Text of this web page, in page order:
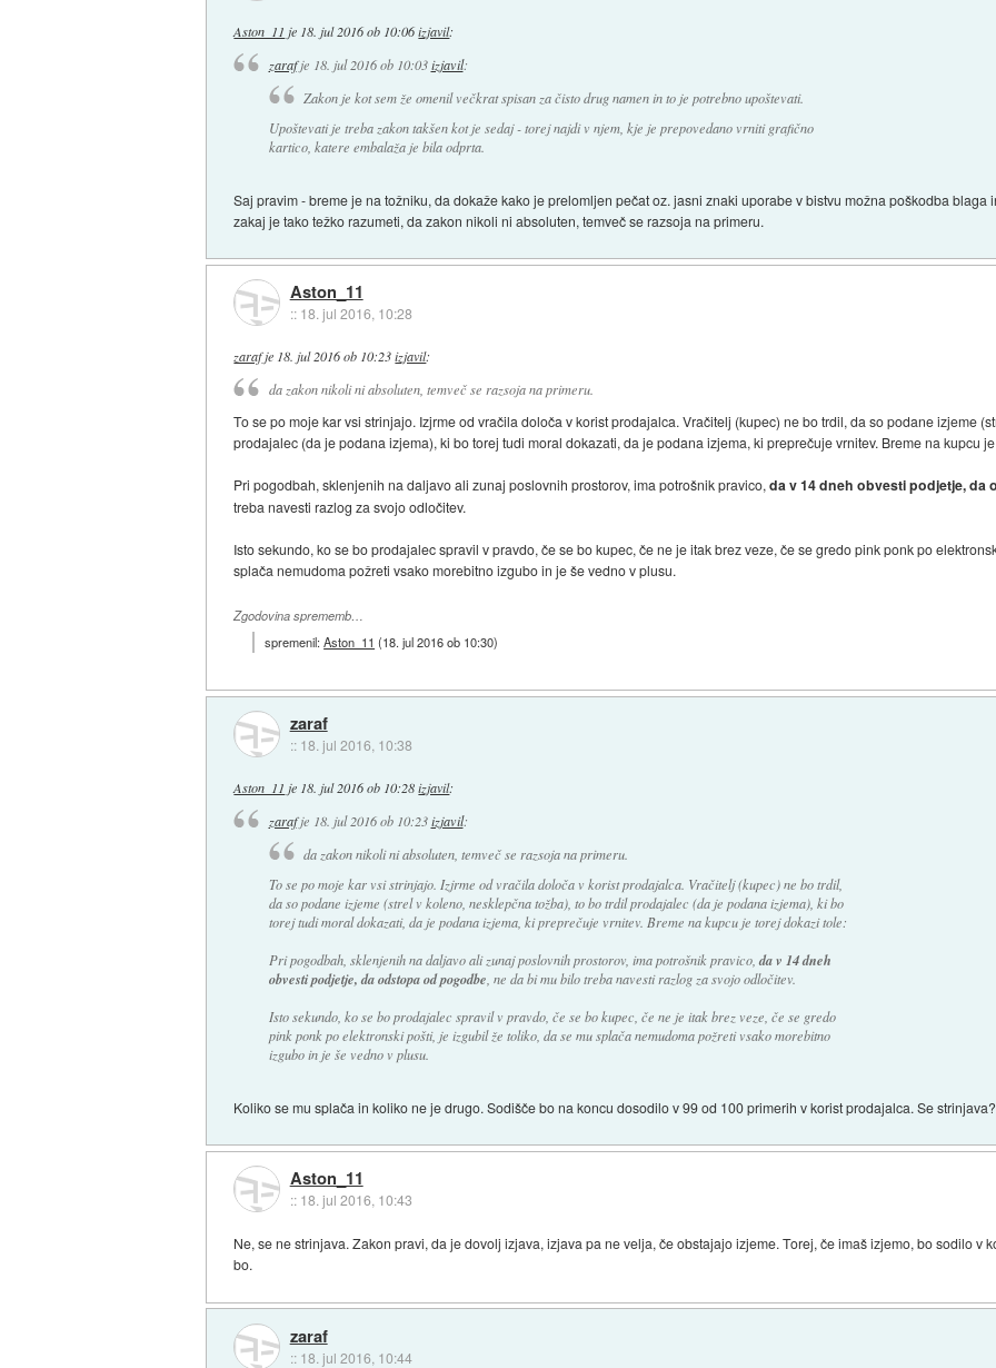
Aston_11 je 18. jul 2016 ob 10:06 izjavil:
zarafje 18. jul 2016 ob 10:03 izjavil:
Zakon je kot sem že omenil večkrat spisan za čisto drug namen in to je potrebno upoštevati.
Upoštevati je treba zakon takšen kot je sedaj - torej najdi v njem, kje je prepovedano vrniti grafično
kartico, katere embalaža je bila odprta.
Saj pravim - breme je na tožniku, da dokaže kako je prelomljen pečat oz. jasni znaki uporabe v bistvu možna poškodba
zakaj je tako težko razumeti, da zakon nikoli ni absoluten, temveč se razsoja na primeru.
Aston_11
:: 18. jul 2016, 10:28
zarafje 18. jul 2016 ob 10:23 izjavil:
da zakon nikoli ni absoluten, temveč se razsoja na primeru.
To se po moje kar vsi strinjajo. Izjrme od vračila določa v korist prodajalca. Vračitelj (kupec) ne bo trdil, da so podane izjeme
prodajalec (da je podana izjema), ki bo torej tudi moral dokazati, da je podana izjema, ki preprečuje vrnitev. Breme na kupcu
Pri pogodbah, sklenjenih na daljavo ali zunaj poslovnih prostorov, ima potrošnik pravico,da v 14 dneh obvesti podjetje,
treba navesti razlog za svojo odločitev.
Isto sekundo, ko se bo prodajalec spravil v pravdo, če se bo kupec, če ne je itak brez veze, če se gredo pink ponk po
splača nemudoma požreti vsako morebitno izgubo in je še vedno v plusu.
Zgodovina sprememb…
spremenil:Aston_11 (18. jul 2016 ob 10:30)
zaraf
:: 18. jul 2016, 10:38
Aston_11 je 18. jul 2016 ob 10:28 izjavil:
zarafje 18. jul 2016 ob 10:23 izjavil:
da zakon nikoli ni absoluten, temveč se razsoja na primeru.
To se po moje kar vsi strinjajo. Izjrme od vračila določa v korist prodajalca. Vračitelj (kupec) ne bo trdil,
da so podane izjeme (strel v koleno, nesklepčna tožba), to bo trdil prodajalec (da je podana izjema), ki bo
torej tudi moral dokazati, da je podana izjema, ki preprečuje vrnitev. Breme na kupcu je torej dokazi tole:
Pri pogodbah, sklenjenih na daljavo ali zunaj poslovnih prostorov, ima potrošnik pravico,da v 14 dneh
obvesti podjetje, da odstopa od pogodbe , ne da bi mu bilo treba navesti razlog za svojo odločitev.
Isto sekundo, ko se bo prodajalec spravil v pravdo, če se bo kupec, če ne je itak brez veze, če se gredo
pink ponk po elektronski pošti, je izgubil že toliko, da se mu splača nemudoma požreti vsako morebitno
izgubo in je še vedno v plusu.
Koliko se mu splača in koliko ne je drugo. Sodišče bo na koncu dosodilo v 99 od 100 primerih v korist prodajalca. Se strinjava?
Aston_11
:: 18. jul 2016, 10:43
Ne, se ne strinjava. Zakon pravi, da je dovolj izjava, izjava pa ne velja, če obstajajo izjeme. Torej, če imaš izjemo, bo sodilo v
bo.
zaraf
:: 18. jul 2016, 10:44